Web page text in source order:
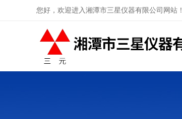
您好，欢迎进入湘潭市三星仪器有限公司网站！